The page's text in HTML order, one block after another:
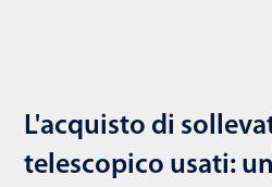
L'acquisto di
telescopico usati: